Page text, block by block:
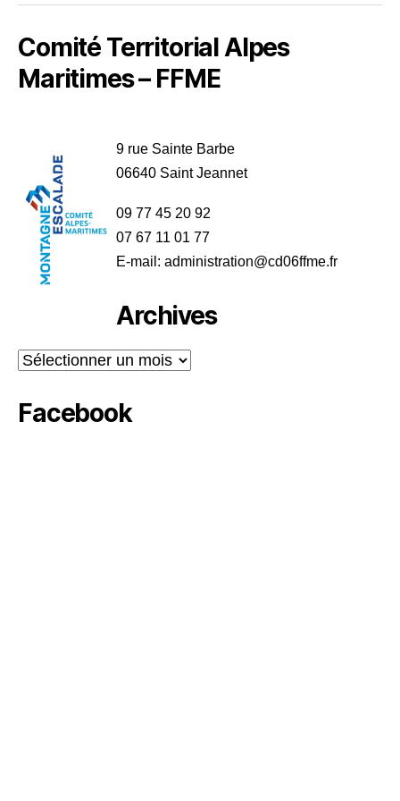
Comité Territorial Alpes
Maritimes – FFME
9 rue Sainte Barbe
06640 Saint Jeannet
09 77 45 20 92
07 67 11 01 77
E-mail: administration@cd06ffme.fr
Archives
Archives
Facebook